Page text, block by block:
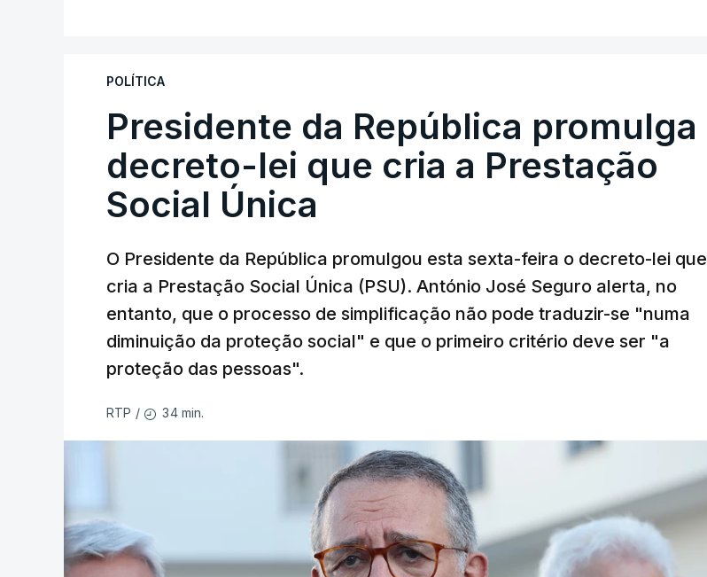
POLÍTICA
Presidente da República promulga
decreto-lei que cria a Prestação
Social Única
O Presidente da República promulgou esta sexta-feira o decreto-lei que
cria a Prestação Social Única (PSU). António José Seguro alerta, no
entanto, que o processo de simplificação não pode traduzir-se "numa
diminuição da proteção social" e que o primeiro critério deve ser "a
proteção das pessoas".
RTP / 34 min.